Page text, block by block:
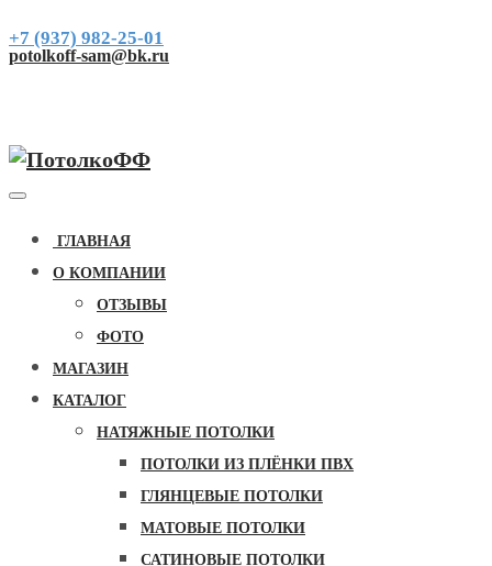
+7 (937) 982-25-01
potolkoff-sam@bk.ru
ГЛАВНАЯ
О КОМПАНИИ
ОТЗЫВЫ
ФОТО
МАГАЗИН
КАТАЛОГ
НАТЯЖНЫЕ ПОТОЛКИ
ПОТОЛКИ ИЗ ПЛЁНКИ ПВХ
ГЛЯНЦЕВЫЕ ПОТОЛКИ
МАТОВЫЕ ПОТОЛКИ
САТИНОВЫЕ ПОТОЛКИ